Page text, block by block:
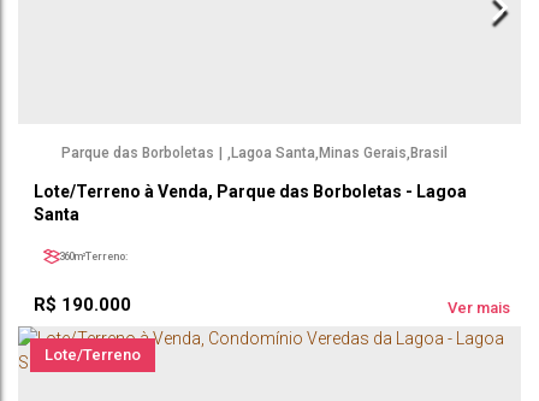
Lote/Terreno à Venda, Parque das Borboletas - Lagoa
Santa
R$ 190.000
Parque das Borboletas Lagoa Santa Minas Gerais Brasil
Terreno:
360m²
Ver mais
Lote/Terreno